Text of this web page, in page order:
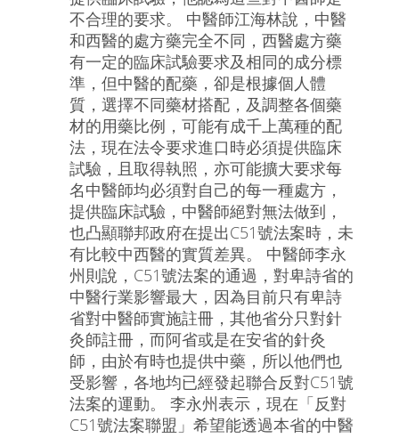
不合理的要求。 中醫師江海林說，中醫
和西醫的處方藥完全不同，西醫處方藥
有一定的臨床試驗要求及相同的成分標
準，但中醫的配藥，卻是根據個人體
質，選擇不同藥材搭配，及調整各個藥
材的用藥比例，可能有成千上萬種的配
法，現在法令要求進口時必須提供臨床
試驗，且取得執照，亦可能擴大要求每
名中醫師均必須對自己的每一種處方，
提供臨床試驗，中醫師絕對無法做到，
也凸顯聯邦政府在提出C51號法案時，未
有比較中西醫的實質差異。 中醫師李永
州則說，C51號法案的通過，對卑詩省的
中醫行業影響最大，因為目前只有卑詩
省對中醫師實施註冊，其他省分只對針
灸師註冊，而阿省或是在安省的針灸
師，由於有時也提供中藥，所以他們也
受影響，各地均已經發起聯合反對C51號
法案的運動。 李永州表示，現在「反對
C51號法案聯盟」希望能透過本省的中醫